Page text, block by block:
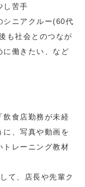
し苦手
シニアクルー(60代
も社会とのつなが
に働きたい、など
飲食店勤務が未経
、写真や動画を
トレーニング教材
て、店長や先輩ク